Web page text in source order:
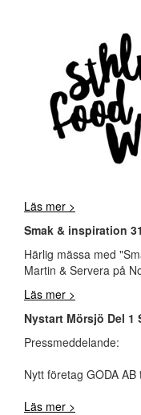
Läs mer >
Smak & inspiration
Härlig mässa med
Martin & Servera på
Läs mer >
Nystart Mörsjö Del 1
Pressmeddelande:
Nytt företag GODA
Läs mer >